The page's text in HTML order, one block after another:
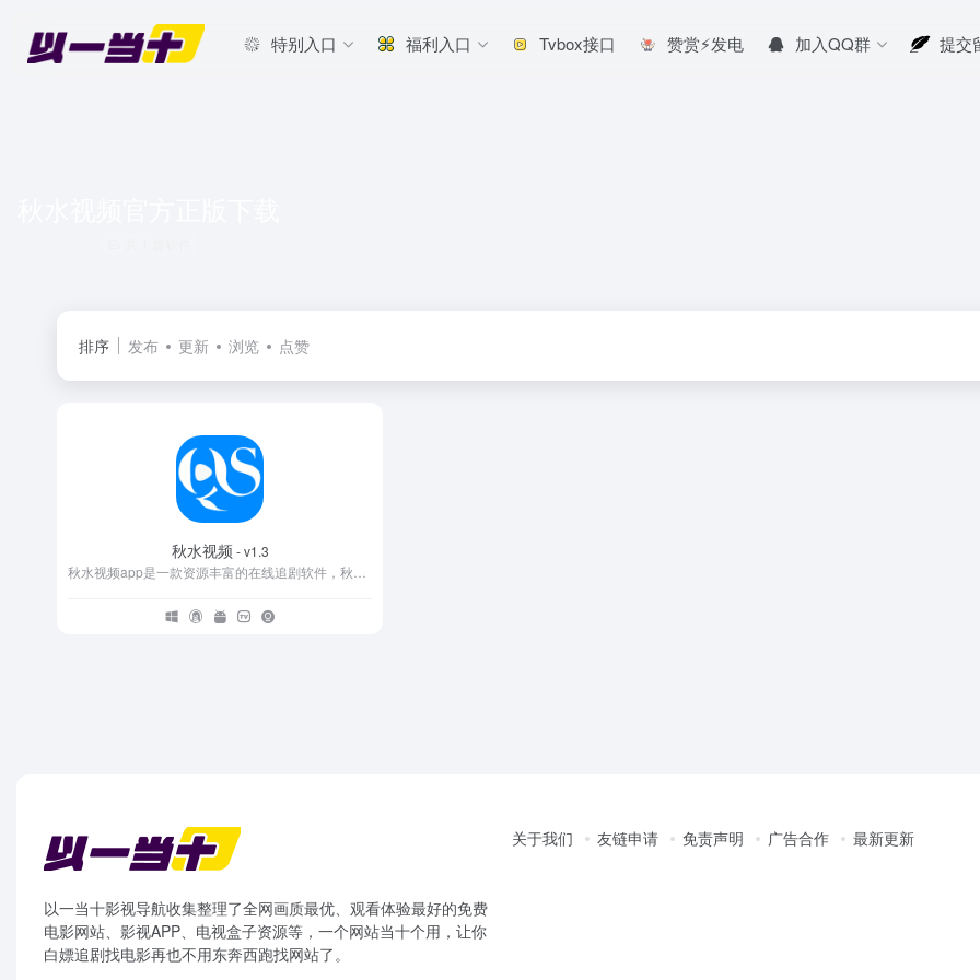
特别入口 福利入口 Tvbox接口 赞赏⚡发电 加入QQ群 提交
排序 发布 更新 浏览 点赞
秋水视频 - v1.3
以一当十影视导航收集整理了全网画质最优、观看体验最好的免费
电影网站、影视APP、电视盒子资源等，一个网站当十个用，让你
白嫖追剧找电影再也不用东奔西跑找网站了。
关于我们 友链申请 免责声明 广告合作 最新更新